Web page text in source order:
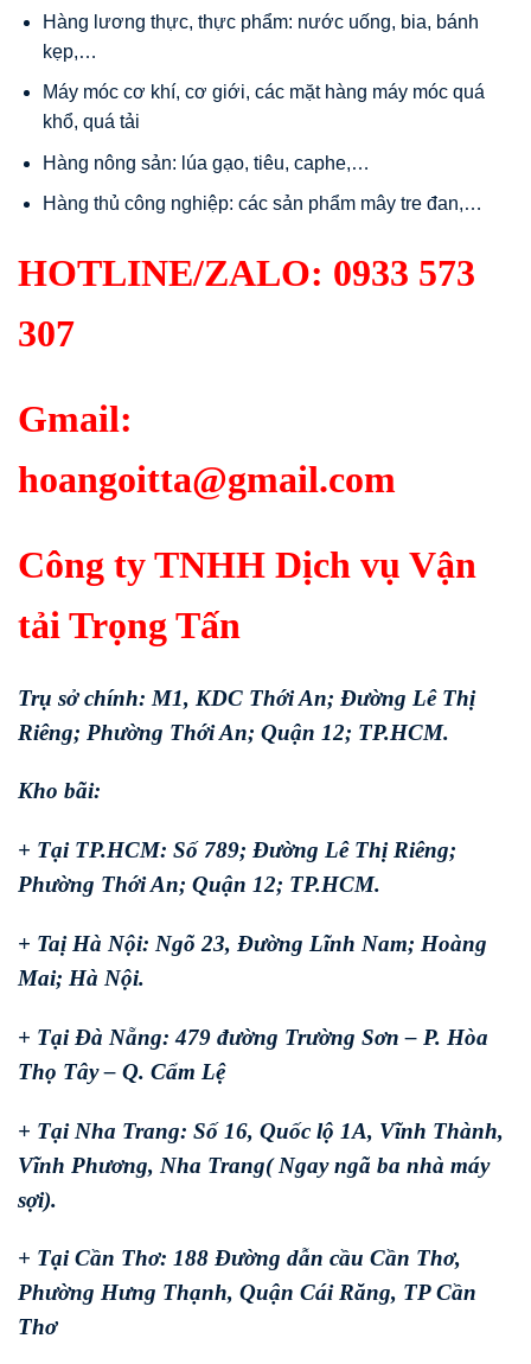
Hàng lương thực, thực phẩm: nước uống, bia, bánh
kẹp,…
Máy móc cơ khí, cơ giới, các mặt hàng máy móc quá
khổ, quá tải
Hàng nông sản: lúa gạo, tiêu, caphe,…
Hàng thủ công nghiệp: các sản phẩm mây tre đan,…
HOTLINE/ZALO: 0933 573
307
Gmail:
hoangoitta@gmail.com
Công ty TNHH Dịch vụ Vận
tải Trọng Tấn
Trụ sở chính: M1, KDC Thới An; Đường Lê Thị
Riêng; Phường Thới An; Quận 12; TP.HCM.
Kho bãi:
+ Tại TP.HCM: Số 789; Đường Lê Thị Riêng;
Phường Thới An; Quận 12; TP.HCM.
+ Taị Hà Nội: Ngõ 23, Đường Lĩnh Nam; Hoàng
Mai; Hà Nội.
+ Tại Đà Nẵng: 479 đường Trường Sơn – P. Hòa
Thọ Tây – Q. Cẩm Lệ
+ Tại Nha Trang: Số 16, Quốc lộ 1A, Vĩnh Thành,
Vĩnh Phương, Nha Trang( Ngay ngã ba nhà máy
sợi).
+ Tại Cần Thơ: 188 Đường dẫn cầu Cần Thơ,
Phường Hưng Thạnh, Quận Cái Răng, TP Cần
Thơ